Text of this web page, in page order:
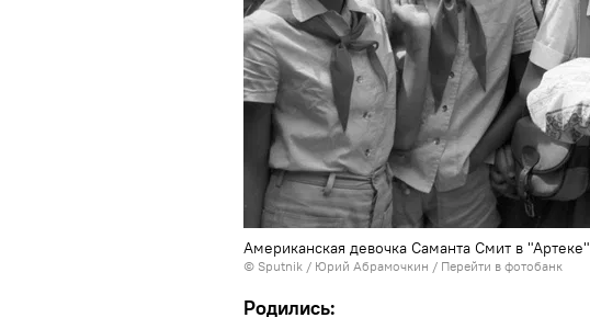
Американская девочка Саманта Смит в "Артеке"
© Sputnik / Юрий Абрамочкин / Перейти в фотобанк
Родились: